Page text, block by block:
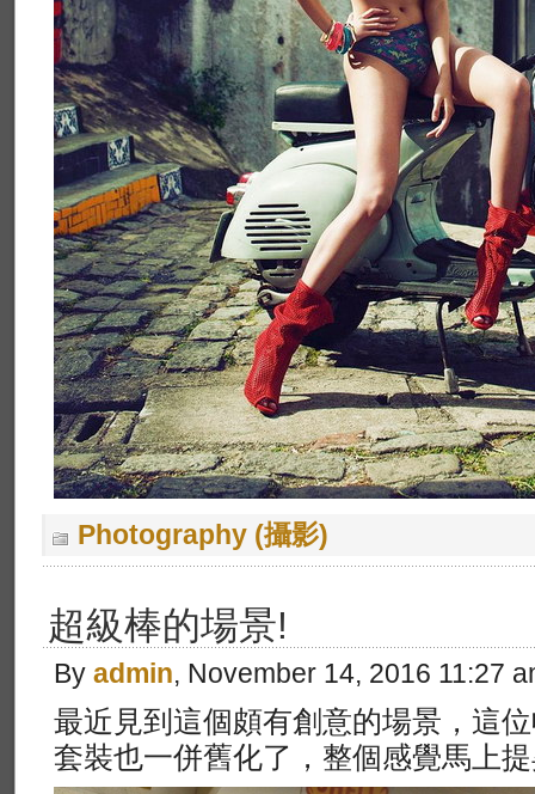
Photography (攝影)
超級棒的場景!
By admin, November 14, 2016 11:27
最近見到這個頗有創意的場景，這
套裝也一併舊化了，整個感覺馬上